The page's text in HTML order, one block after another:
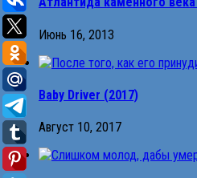
Июнь 16, 2013
Baby Driver (2017)
Август 10, 2017